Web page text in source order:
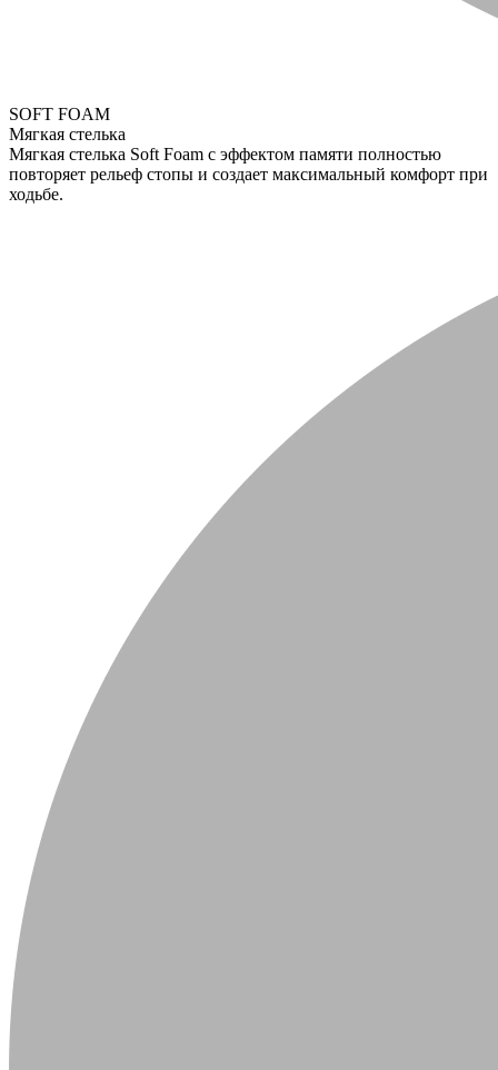
SOFT FOAM
Мягкая стелька
Мягкая стелька Soft Foam с эффектом памяти полностью
повторяет рельеф стопы и создает максимальный комфорт при
ходьбе.